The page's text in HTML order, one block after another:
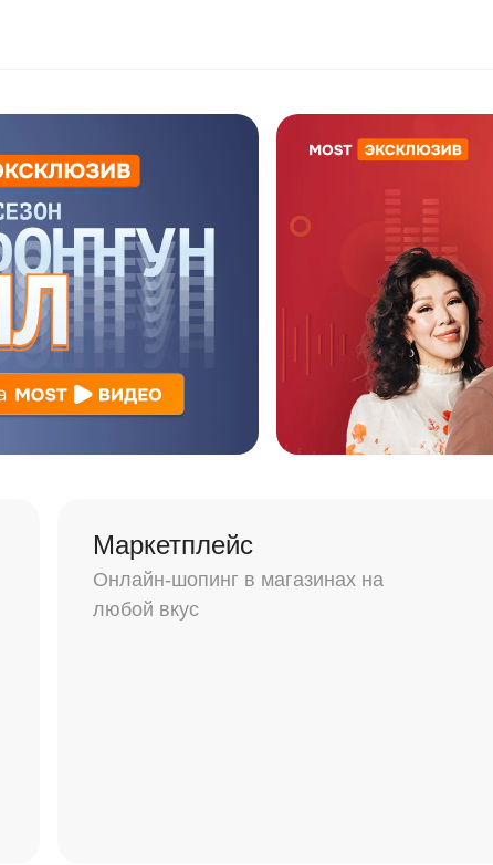
Маркетплейс
Онлайн-шопинг в магазинах на
любой вкус